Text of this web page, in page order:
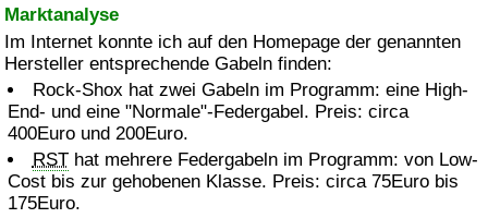
Marktanalyse
Im Internet konnte ich auf den Homepage der genannten
Hersteller entsprechende Gabeln finden:
Rock-Shox hat zwei Gabeln im Programm: eine High-
End- und eine "Normale"-Federgabel. Preis: circa
400Euro und 200Euro.
RSThat mehrere Federgabeln im Programm: von Low-
Cost bis zur gehobenen Klasse. Preis: circa 75Euro bis
175Euro.